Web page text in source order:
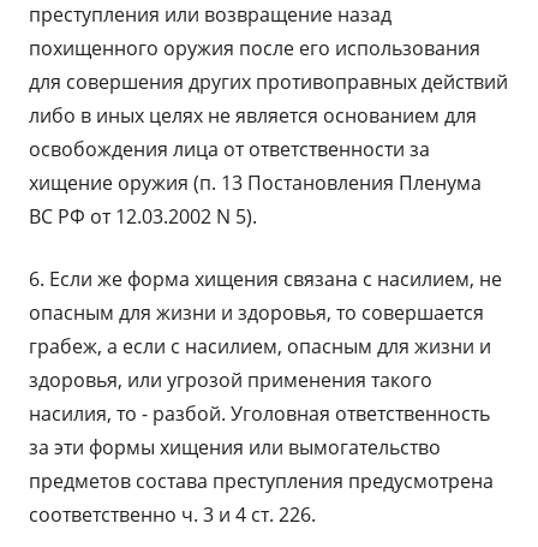
преступления или возвращение назад
похищенного оружия после его использования
для совершения других противоправных действий
либо в иных целях не является основанием для
освобождения лица от ответственности за
хищение оружия (п. 13 Постановления Пленума
ВС РФ от 12.03.2002 N 5).
6. Если же форма хищения связана с насилием, не
опасным для жизни и здоровья, то совершается
грабеж, а если с насилием, опасным для жизни и
здоровья, или угрозой применения такого
насилия, то - разбой. Уголовная ответственность
за эти формы хищения или вымогательство
предметов состава преступления предусмотрена
соответственно ч. 3 и 4 ст. 226.